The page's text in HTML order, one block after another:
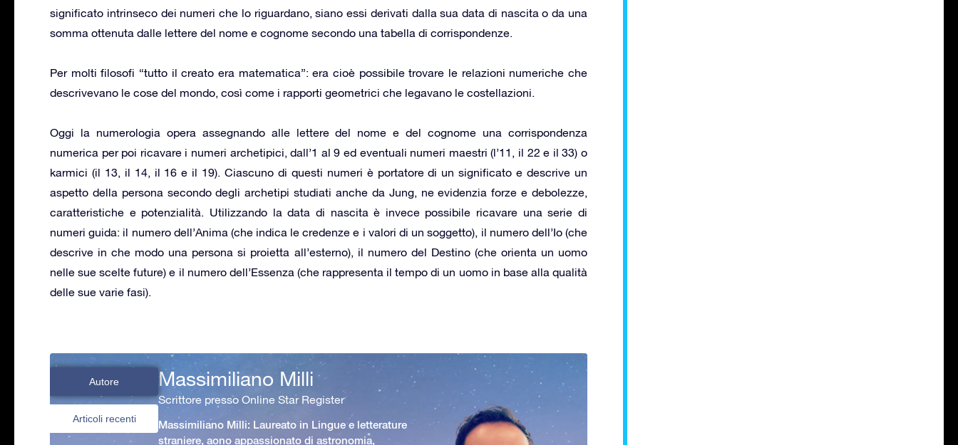
significato intrinseco dei numeri che lo riguardano, siano essi derivati dalla sua data di nascita o da una
somma ottenuta dalle lettere del nome e cognome secondo una tabella di corrispondenze.
Per molti filosofi “tutto il creato era matematica”: era cioè possibile trovare le relazioni numeriche che
descrivevano le cose del mondo, così come i rapporti geometrici che legavano le costellazioni.
Oggi la numerologia opera assegnando alle lettere del nome e del cognome una corrispondenza
numerica per poi ricavare i numeri archetipici, dall’1 al 9 ed eventuali numeri maestri (l’11, il 22 e il 33) o
karmici (il 13, il 14, il 16 e il 19). Ciascuno di questi numeri è portatore di un significato e descrive un
aspetto della persona secondo degli archetipi studiati anche da Jung, ne evidenzia forze e debolezze,
caratteristiche e potenzialità. Utilizzando la data di nascita è invece possibile ricavare una serie di
numeri guida: il numero dell’Anima (che indica le credenze e i valori di un soggetto), il numero dell’Io (che
descrive in che modo una persona si proietta all’esterno), il numero del Destino (che orienta un uomo
nelle sue scelte future) e il numero dell’Essenza (che rappresenta il tempo di un uomo in base alla qualità
delle sue varie fasi).
Autore
Articoli recenti
Massimiliano Milli
Scrittore presso Online Star Register
Massimiliano Milli: Laureato in Lingue e letterature
straniere, aono appassionato di astronomia,